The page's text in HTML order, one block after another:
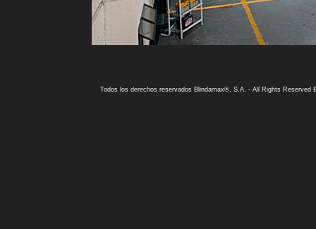
Todos los derechos reservados Blindamax®, S.A. -All Rights Reserved